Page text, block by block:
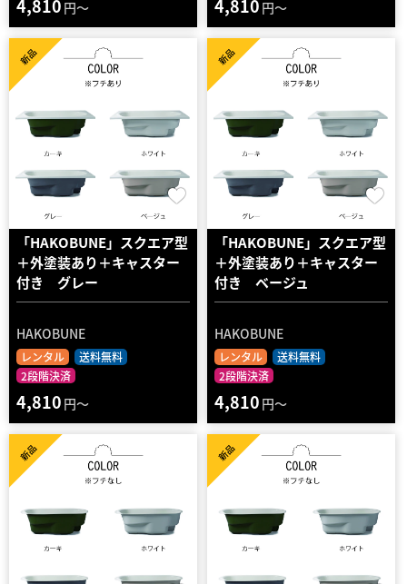
4,810 円～ 4,810 円～
「HAKOBUNE」スクエア型
＋外塗装あり＋キャスター
付き グレー
HAKOBUNE
レンタル
送料無料
2段階決済
新品
4,810 円～
「HAKOBUNE」スクエア型
＋外塗装あり＋キャスター
付き ベージュ
HAKOBUNE
レンタル
送料無料
2段階決済
新品
4,810 円～
新品 新品